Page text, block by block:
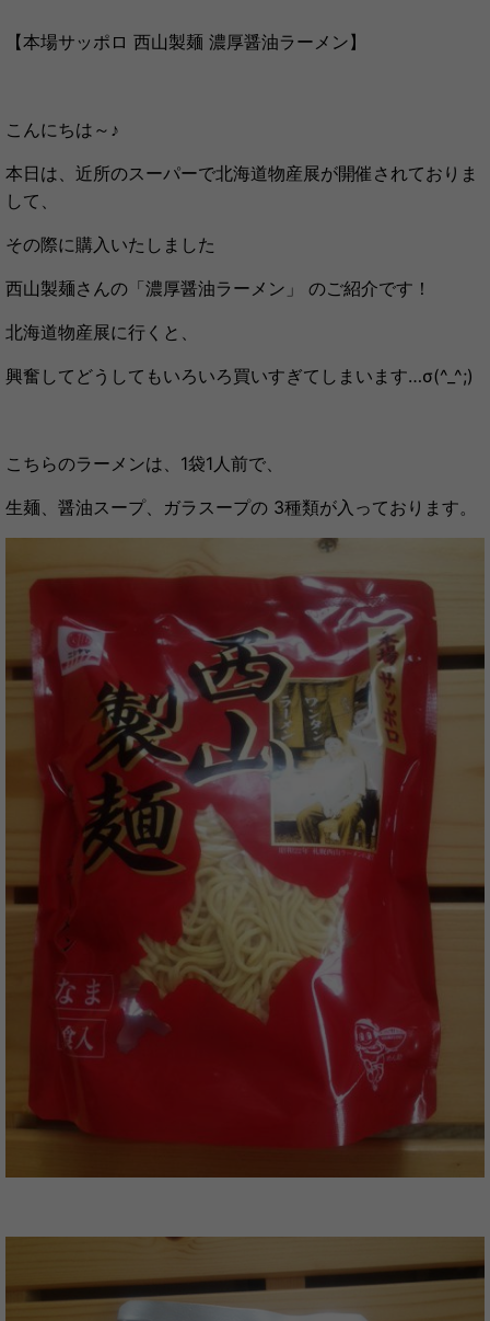
【本場サッポロ 西山製麺 濃厚醤油ラーメン】
こんにちは～♪
本日は、近所のスーパーで北海道物産展が開催されておりま
して、
その際に購入いたしました
西山製麺さんの「濃厚醤油ラーメン」 のご紹介です！
北海道物産展に行くと、
興奮してどうしてもいろいろ買いすぎてしまいます…σ(^_^;)
こちらのラーメンは、1袋1人前で、
生麺、醤油スープ、ガラスープの 3種類が入っております。